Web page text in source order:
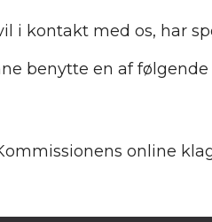
i kontakt med os, har
benytte en af
online